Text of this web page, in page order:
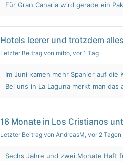
Für Gran Canaria wird gerade ein
Hotels leerer und trotzdem
Letzter Beitrag von mibo, vor 1 Tag
Im Juni kamen mehr Spanier auf die
Bei uns in La Laguna merkt man
16 Monate in Los Cristianos
Letzter Beitrag von AndreasM, vor 2 Tagen
Sechs Jahre und zwei Monate Haft